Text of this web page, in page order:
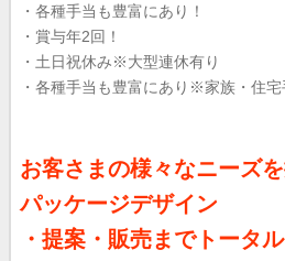
・各種手当も豊富にあり！
・賞与年2回！
・土日祝休み※大型連休有り
・各種手当も豊富にあり※家族・住
お客さまの様々なニーズ
パッケージデザイン
・提案・販売までトータ